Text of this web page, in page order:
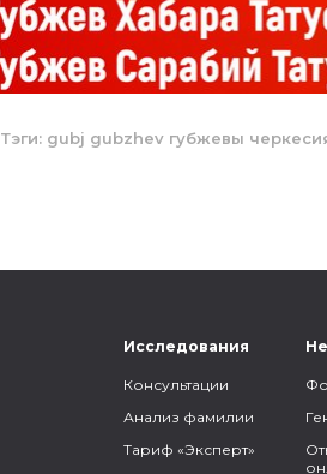
Тэги: gubj gubzhev губжевы
Исследования
Консультации
Анализ фамилии
Тариф «Эксперт»